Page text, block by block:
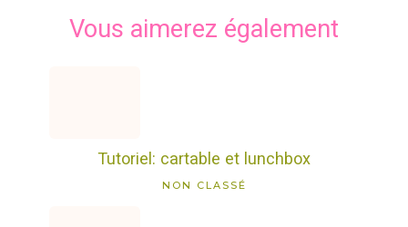
Vous aimerez également
Tutoriel: cartable et lunchbox
NON CLASSÉ